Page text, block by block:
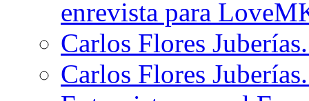
enrevista para
Carlos Flores
Carlos Flores